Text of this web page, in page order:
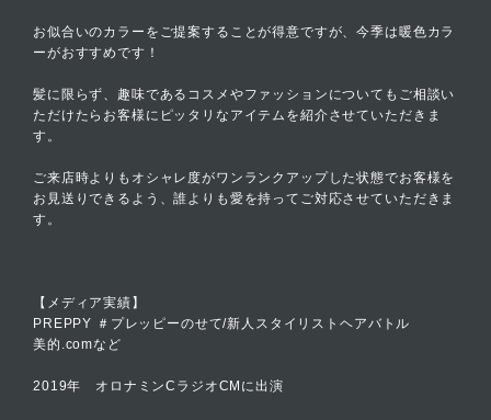
お似合いのカラーをご提案することが得意ですが、今季は暖色カラ
ーがおすすめです！
髪に限らず、趣味であるコスメやファッションについてもご相談い
ただけたらお客様にピッタリなアイテムを紹介させていただきま
す。
ご来店時よりもオシャレ度がワンランクアップした状態でお客様を
お見送りできるよう、誰よりも愛を持ってご対応させていただきま
す。
【メディア実績】
PREPPY ＃プレッピーのせて/新人スタイリストヘアバトル
美的.comなど
2019年 オロナミンCラジオCMに出演